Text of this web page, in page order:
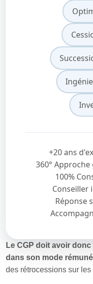
+20 ans
360°
100%
Conseiller
Réponse
Le CGP doit avoir
dans son mode
des rétrocessions sur